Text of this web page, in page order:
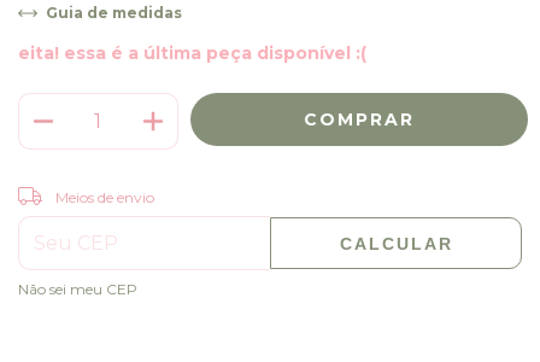
Guia de medidas
eita! essa é a última peça disponível :(
Entregas para o CEP:
Meios de envio
CALCULAR
Não sei meu CEP